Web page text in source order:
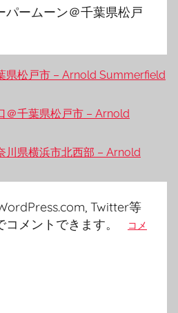
パームーン＠千葉県松戸
県松戸市 – Arnold Summerfield
＠千葉県松戸市 – Arnold
川県横浜市北西部 – Arnold
Twitter等
メントできます。
コメ